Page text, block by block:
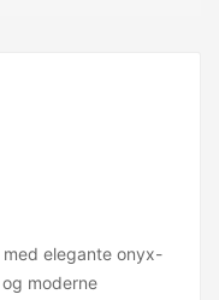
elegante onyx-
moderne